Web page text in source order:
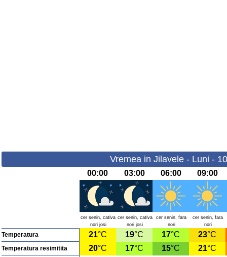
Vremea in Jilavele - Luni -
00:00 03:00 06:00 09:00
cer senin, cativa
nori josi
cer senin, cativa
nori josi
cer senin, fara
nori
cer senin, fara
nori
Temperatura 21°C 19°C 17°C 23°C
Temperatura resimitita 20°C 17°C 15°C 21°C